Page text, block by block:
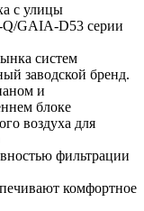
с улицы
GAIA-D53 серии
систем
заводской бренд.
и
блоке
воздуха для
фильтрации
комфортное